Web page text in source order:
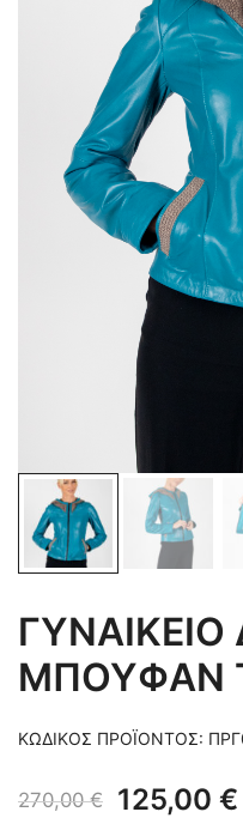
ΜΠΟΥΦΑΝ
ΚΩΔΙΚΌΣ ΠΡΟΪΌΝΤΟΣ:
270,00€
Original
125,00 €